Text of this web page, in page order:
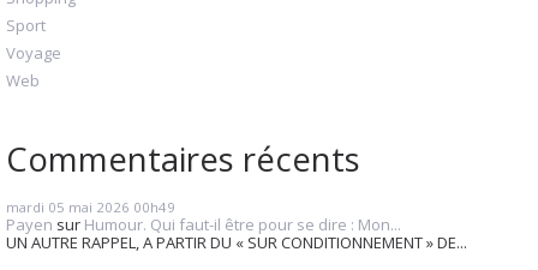
Sport
Voyage
Web
Commentaires récents
mardi 05 mai 2026 00h49
Payen sur Humour. Qui faut-il être pour se dire : Mon...
UN AUTRE RAPPEL, A PARTIR DU « SUR CONDITIONNEMENT » DE...